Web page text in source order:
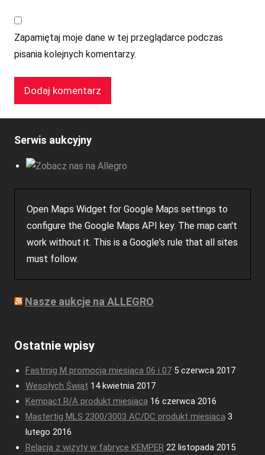
Zapamiętaj moje dane w tej przeglądarce podczas
pisania kolejnych komentarzy.
Serwis aukcyjny
Open Maps Widget for Google Maps settings to
configure the Google Maps API key. The map can't
work without it. This is a Google's rule that all sites
must follow.
Nasze aukcje na ALLEGRO
Ostatnie wpisy
Fastmig M promocja miesiąca 06 i 07 5 czerwca 2017
Wesołych Świąt 14 kwietnia 2017
Kempact R/A produkt miesiąca 16 czerwca 2016
Mastertig MLS 2300/3003 AC/DC produkt miesiąca 3
lutego 2016
Relacja z wizyty w fabryce KEMPER 22 listopada 2015